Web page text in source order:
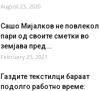
August 23, 2020
Сашо Мијалков не повлекол
пари од своите сметки во
земјава пред...
February 25, 2021
Газдите текстилци бараат
подолго работно време: